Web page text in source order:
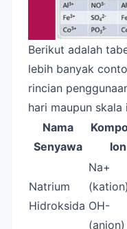
Berikut adalah
lebih banyak
rincian
hari maupun skala
Nama
Senyawa
Ion
Natrium
Hidroksida
Na+
OH-
(anion)